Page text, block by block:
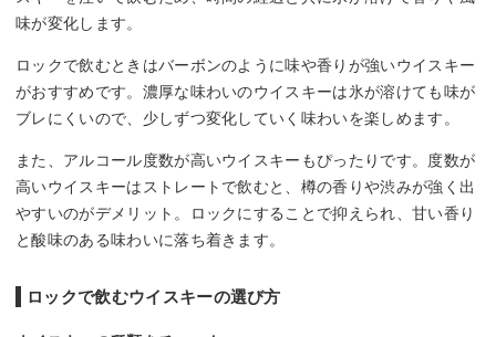
味が変化します。
ロックで飲むときはバーボンのように味や香りが強いウイスキー
がおすすめです。濃厚な味わいのウイスキーは氷が溶けても味が
ブレにくいので、少しずつ変化していく味わいを楽しめます。
また、アルコール度数が高いウイスキーもぴったりです。度数が
高いウイスキーはストレートで飲むと、樽の香りや渋みが強く出
やすいのがデメリット。ロックにすることで抑えられ、甘い香り
と酸味のある味わいに落ち着きます。
ロックで飲むウイスキーの選び方